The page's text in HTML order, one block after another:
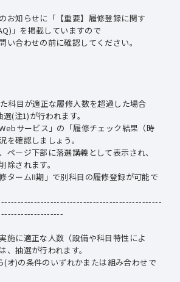
お知らせに「【重要】履修登録に関す
」を掲載していますので
い合わせの前に確認してください。
科目が適正な履修人数を超過した場合
(注1)が行われます。
サービス」の「履修チェック結果（時
を確認しましょう。
ページ下部に落選講義として表示され、
除されます。
タームⅡ期」で別科目の履修登録が可能で
施に適正な人数（設備や科目特性によ
、抽選が行われます。
(オ)の条件のいずれかまたは組み合わせで